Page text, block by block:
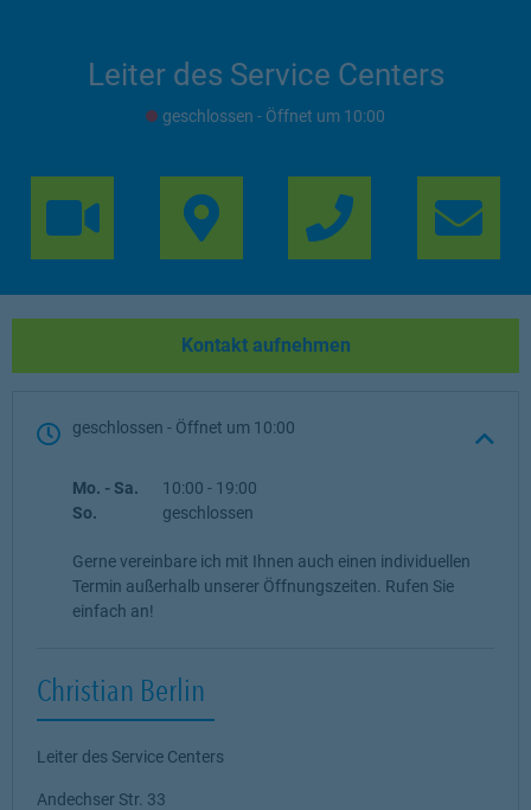
Leiter des Service Centers
geschlossen - Öffnet um 10:00
Link Opens in
Kontakt aufnehmen
geschlossen - Öffnet um 10:00
Wochentag Öffnungszeiten
Mo. - Sa. 10:00 - 19:00
So.
geschlossen
Gerne vereinbare ich mit Ihnen auch einen individuellen
Termin außerhalb unserer Öffnungszeiten. Rufen Sie
einfach an!
Christian Berlin
Leiter des Service Centers
Andechser Str. 33